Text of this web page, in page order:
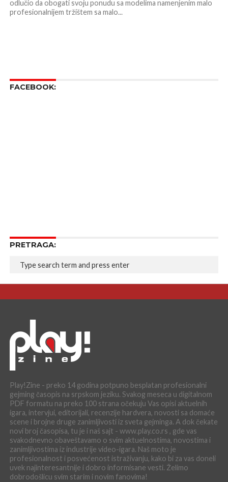
odlučio da obogati svoju ponudu sa modelima namenjenim malo
profesionalnijem tržištem sa malo...
FACEBOOK:
PRETRAGA:
Play!Zine - preko 14 godina potpuno besplatan profesionalni
gejming časopis na srpskom jeziku. Svakog meseca u digitalnom
PDF formatu na preko 100 strana očekuju Vas opisi aktuelnih
igara, intervjui, editorijali, recenzije hardvera, novosti sa domaće
scene i brojne druge zanimljivosti iz sveta gejminga. A dok čekate
novi broj časopisa, tu je i naš sajt - www.play.co.rs , gde vas
svakodnevno obaveštavamo o svim aktuelnostima, novostima i
zanimljivostima iz industrije video-igara. Naš moto je
profesionalnost i posvećenost istraživanju, kako bi za vas doneli
uvek najinteresantnije i dobro informisane vesti. Želimo
dobrodošlicu svim starim i novim fanovima!